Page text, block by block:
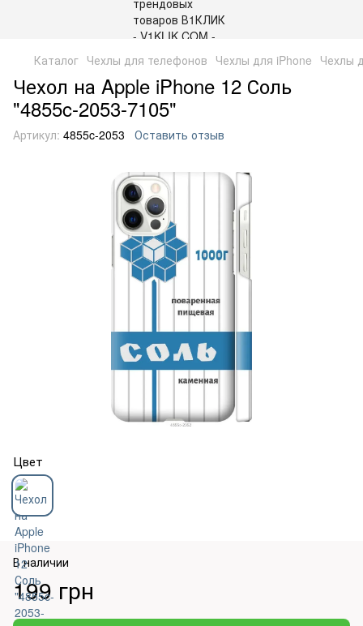
Каталог Чехлы для телефонов Чехлы для iPhone Чехлы
Чехол на Apple iPhone 12 Соль
"4855c-2053-7105"
Артикул: 4855c-2053 Оставить отзыв
Цвет
В наличии
199 грн